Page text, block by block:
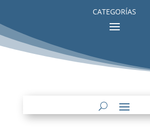
CATEGORÍAS